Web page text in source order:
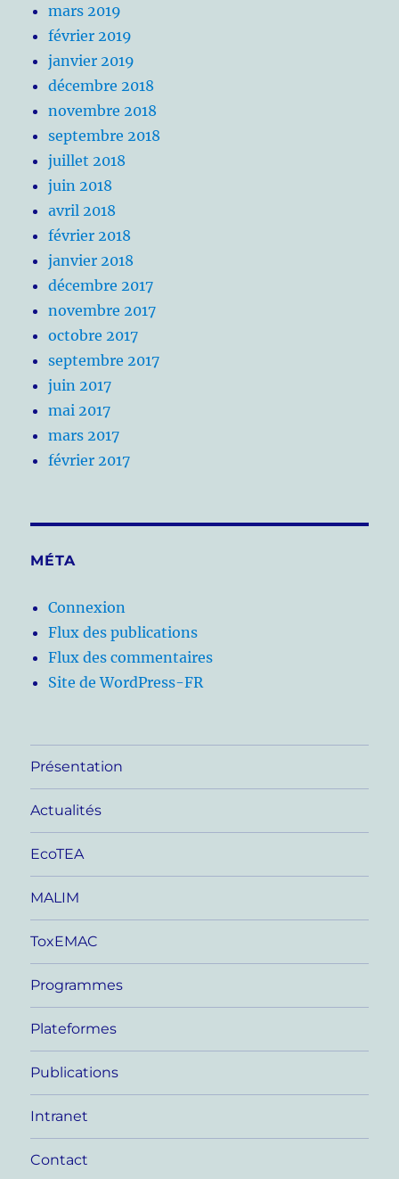
mars 2019
février 2019
janvier 2019
décembre 2018
novembre 2018
septembre 2018
juillet 2018
juin 2018
avril 2018
février 2018
janvier 2018
décembre 2017
novembre 2017
octobre 2017
septembre 2017
juin 2017
mai 2017
mars 2017
février 2017
MÉTA
Connexion
Flux des publications
Flux des commentaires
Site de WordPress-FR
Présentation
Actualités
EcoTEA
MALIM
ToxEMAC
Programmes
Plateformes
Publications
Intranet
Contact